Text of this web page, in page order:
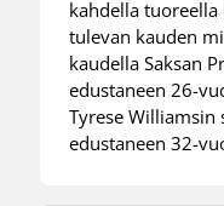
kahdella
tulevan kauden
kaudella Saksan
edustaneen 26-
Tyrese Williamsin
edustaneen 32-